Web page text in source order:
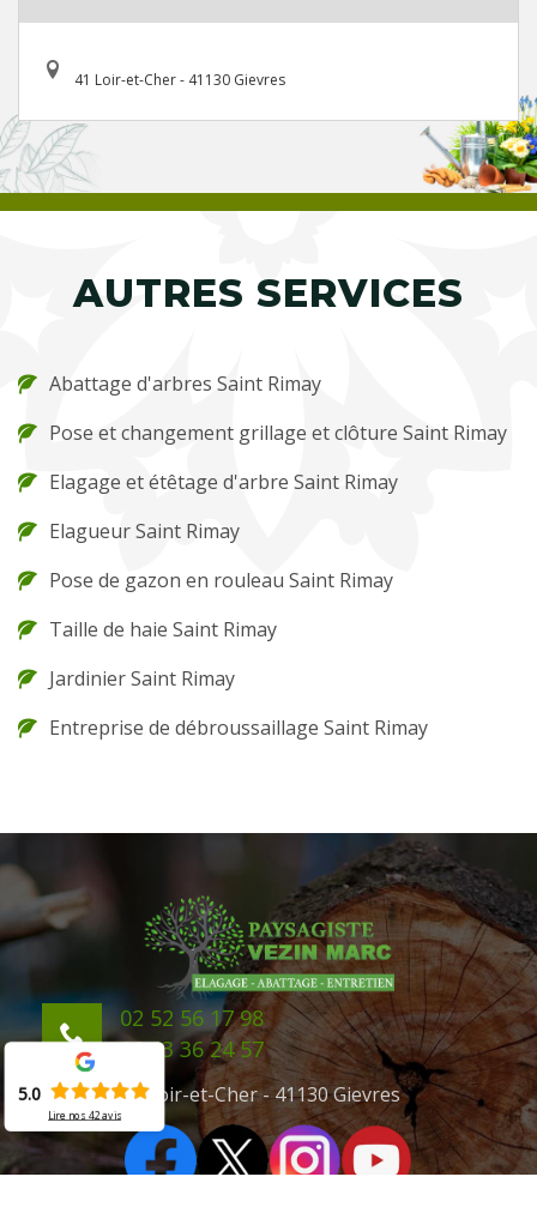
41 Loir-et-Cher - 41130 Gievres
AUTRES SERVICES
Abattage d'arbres Saint Rimay
Pose et changement grillage et clôture Saint Rimay
Elagage et étêtage d'arbre Saint Rimay
Elagueur Saint Rimay
Pose de gazon en rouleau Saint Rimay
Taille de haie Saint Rimay
Jardinier Saint Rimay
Entreprise de débroussaillage Saint Rimay
02 52 56 17 98
06 43 36 24 57
41 Loir-et-Cher - 41130 Gievres
5.0
Lire nos 42avis